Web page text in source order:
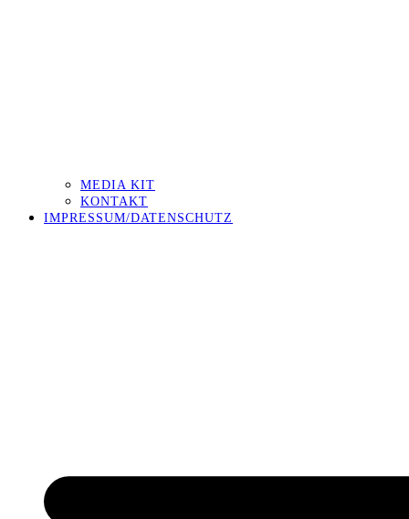
MEDIA KIT
KONTAKT
IMPRESSUM/DATENSCHUTZ